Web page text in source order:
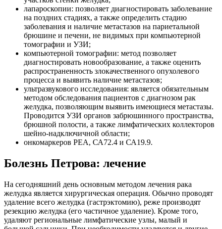
лапароскопии: позволяет диагностировать заболевание
на поздних стадиях, а также определить стадию
заболевания и наличие метастазов на париетальной
брюшине и печени, не видимых при компьютерной
томографии и УЗИ;
компьютерной томографии: метод позволяет
диагностировать новообразование, а также оценить
распространенность злокачественного опухолевого
процесса и выявить наличие метастазов;
ультразвукового исследования: является обязательным
методом обследования пациентов с диагнозом рак
желудка, позволяющим выявить имеющиеся метастазы.
Проводится УЗИ органов забрюшинного пространства,
брюшной полости, а также лимфатических коллекторов
шейно-надключичной области;
онкомаркеров РЕА, СА72.4 и СА19.9.
Болезнь Петрова: лечение
На сегодняшний день основным методом лечения рака
желудка является хирургическая операция. Обычно проводят
удаление всего желудка (гастрэктомию), реже производят
резекцию желудка (его частичное удаление). Кроме того,
удаляют региональные лимфатические узлы, малый и